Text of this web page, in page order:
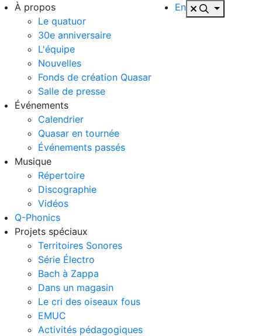
À propos
Le quatuor
30e anniversaire
L'équipe
Nouvelles
Fonds de création Quasar
Salle de presse
Événements
Calendrier
Quasar en tournée
Événements passés
Musique
Répertoire
Discographie
Vidéos
Q-Phonics
Projets spéciaux
Territoires Sonores
Série Électro
Bach à Zappa
Dans un magasin
Le cri des oiseaux fous
EMUC
Activités pédagogiques
En